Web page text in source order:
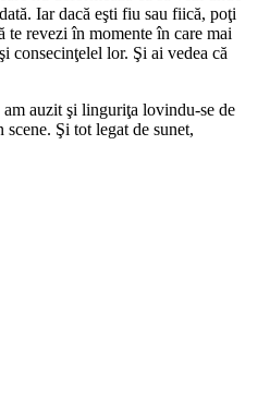
Iar dacă eşti fiu sau fiică, poţi
te revezi în momente în care mai
consecinţelel lor. Şi ai vedea că
auzit şi linguriţa lovindu-se de
Şi tot legat de sunet,